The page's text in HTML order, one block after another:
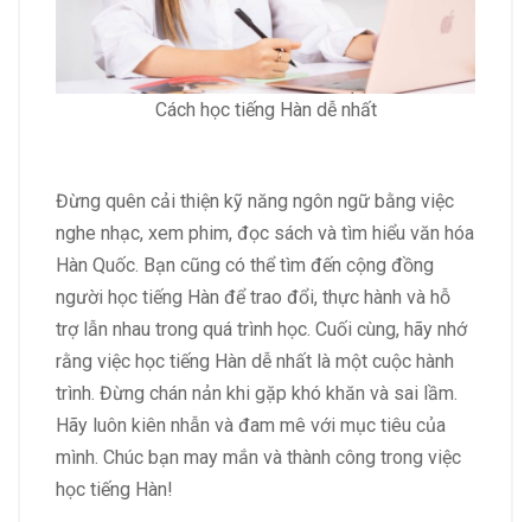
Cách học tiếng Hàn dễ nhất
Đừng quên cải thiện kỹ năng ngôn ngữ bằng việc
nghe nhạc, xem phim, đọc sách và tìm hiểu văn hóa
Hàn Quốc. Bạn cũng có thể tìm đến cộng đồng
người học tiếng Hàn để trao đổi, thực hành và hỗ
trợ lẫn nhau trong quá trình học. Cuối cùng, hãy nhớ
rằng việc học tiếng Hàn dễ nhất là một cuộc hành
trình. Đừng chán nản khi gặp khó khăn và sai lầm.
Hãy luôn kiên nhẫn và đam mê với mục tiêu của
mình. Chúc bạn may mắn và thành công trong việc
học tiếng Hàn!